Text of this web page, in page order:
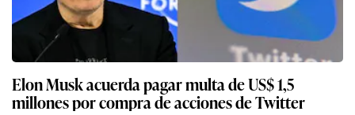
Elon Musk acuerda pagar multa de US$ 1,5
millones por compra de acciones de Twitter